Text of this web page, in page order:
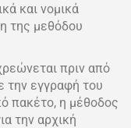
και νομικά
της μεθόδου
πριν από
την εγγραφή του
πακέτο, η μέθοδος
την αρχική